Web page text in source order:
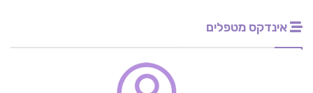
אינדקס מטפלים